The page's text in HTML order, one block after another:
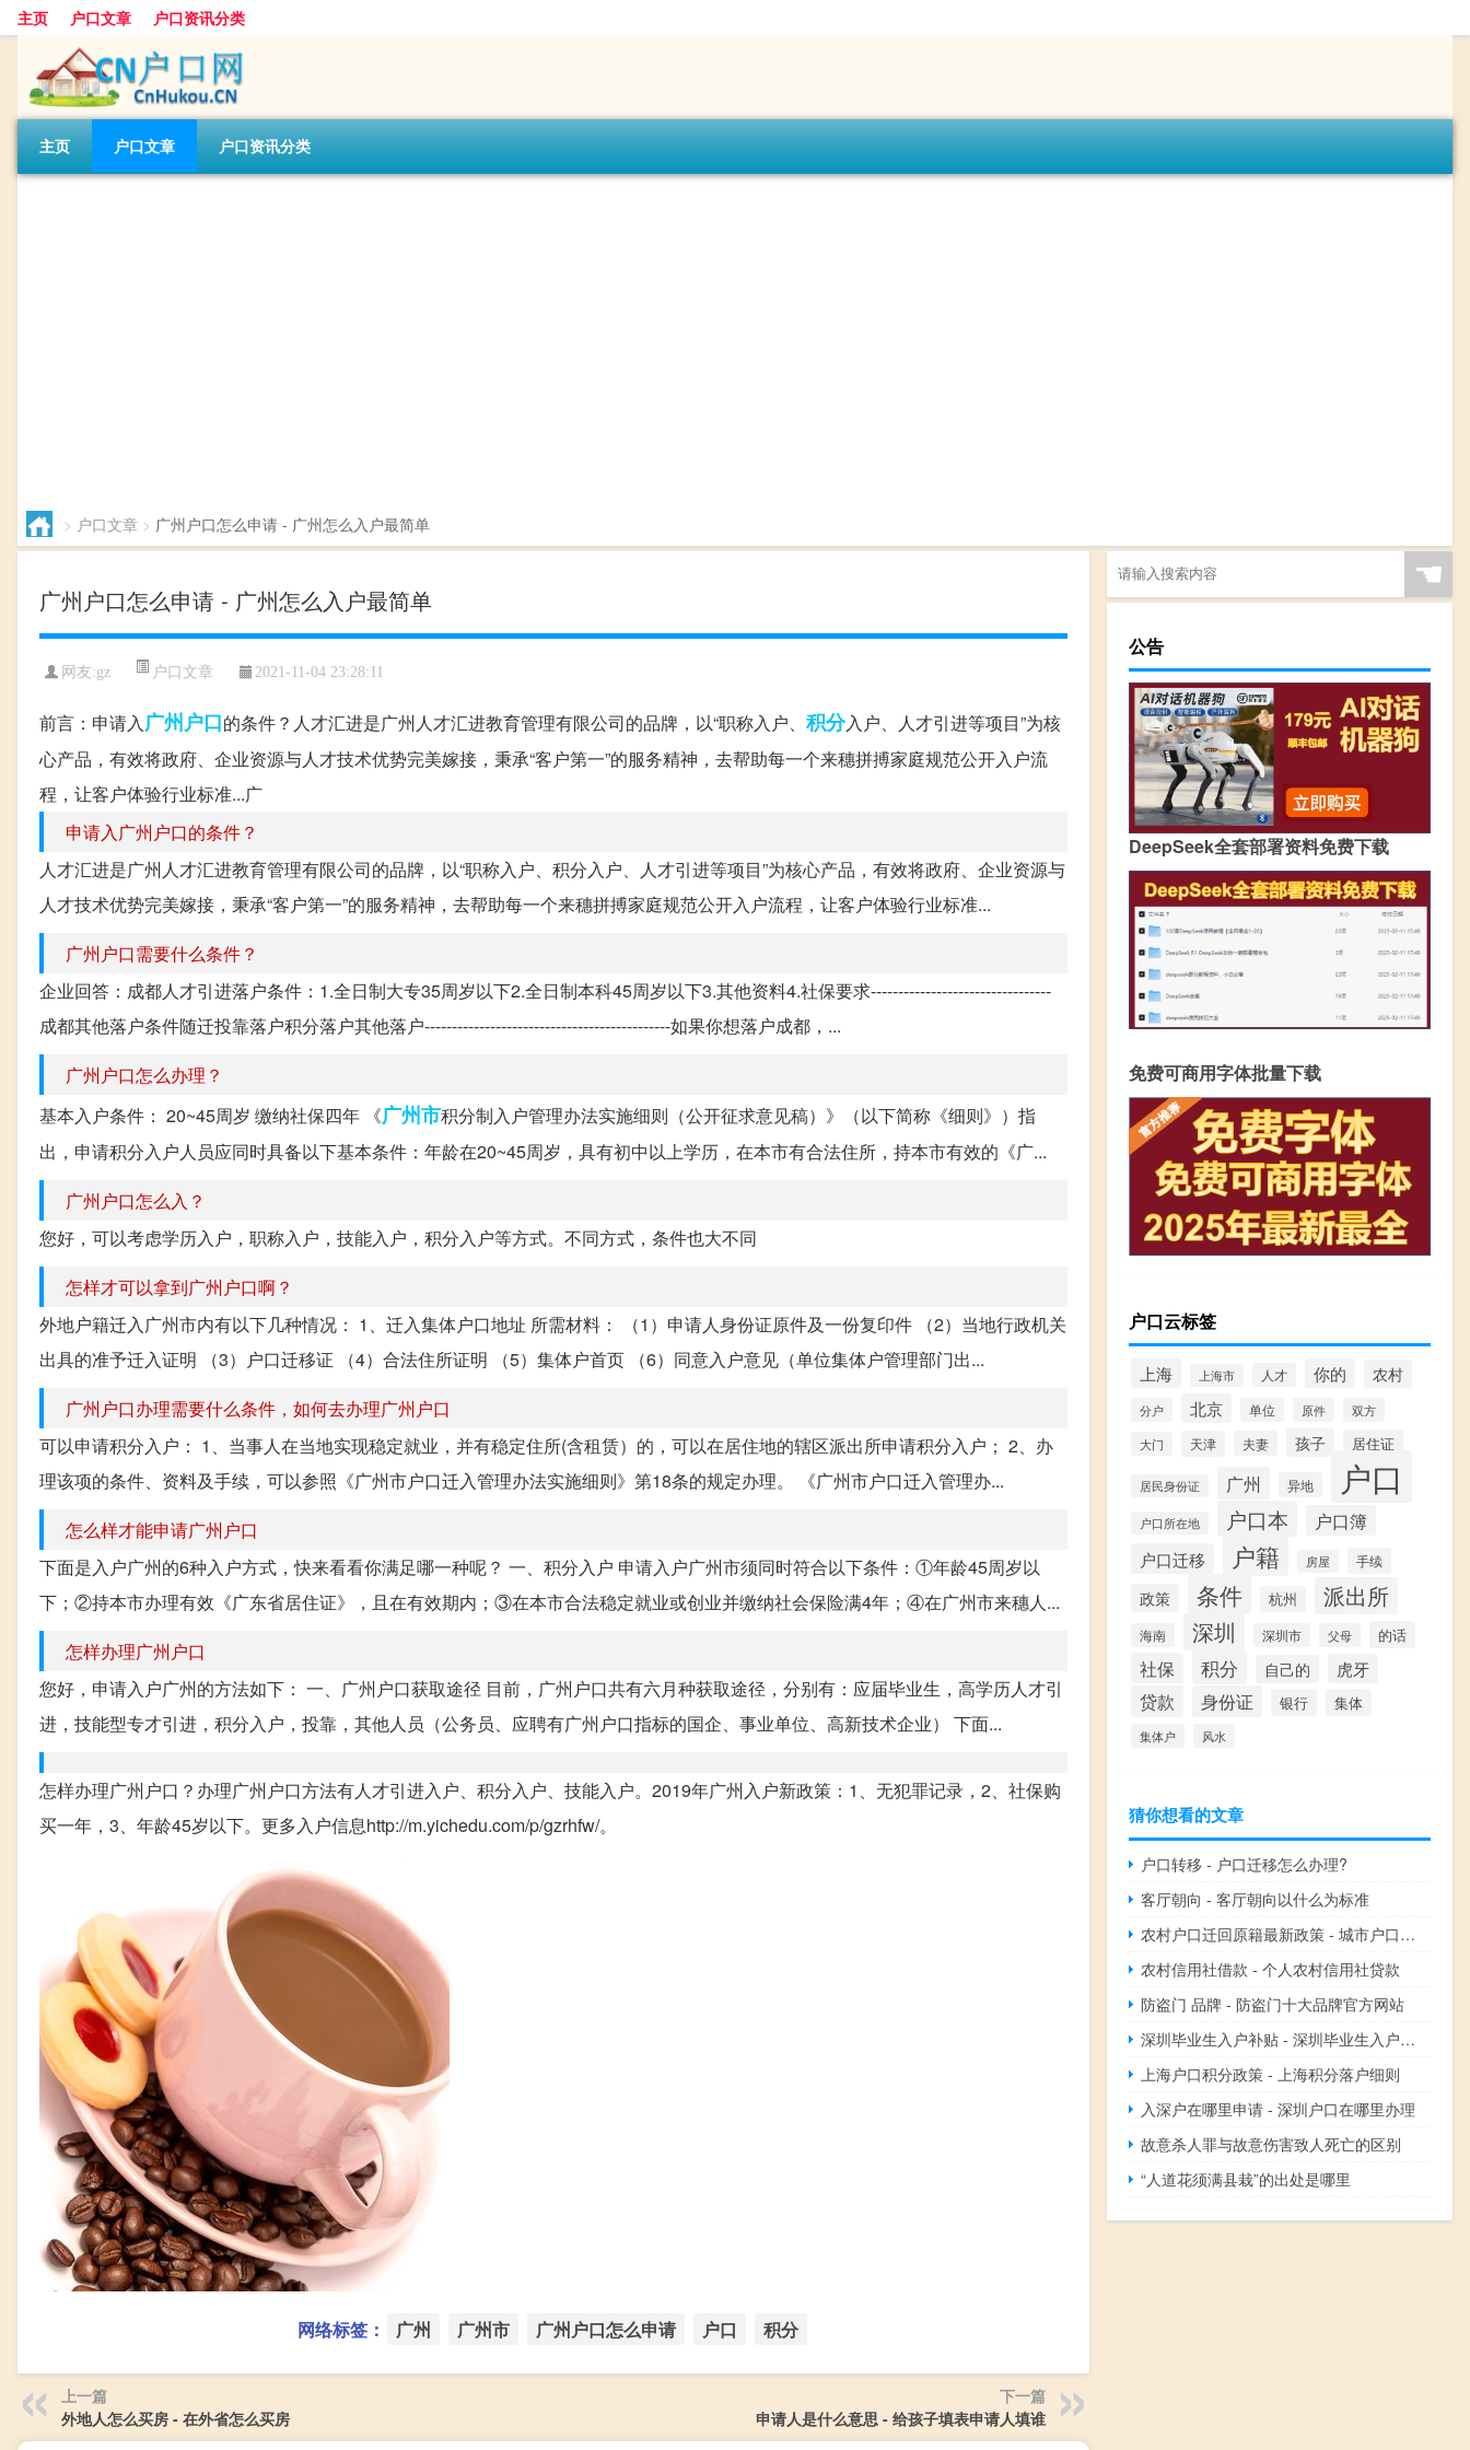
主页 户口文章 户口资讯分类
主页 户口文章 户口资讯分类
> 户口文章 > 广州户口怎么申请 - 广州怎么入户最简单
广州户口怎么申请 - 广州怎么入户最简单
网友:gz 户口文章 2021-11-04 23:28:11
前言：申请入广州户口的条件？人才汇进是广州人才汇进教育管理有限公司的品牌，以“职称入户、 积分入户、人才引进等项目”为核
心产品，有效将政府、企业资源与人才技术优势完美嫁接，秉承“客户第一”的服务精神，去帮助每一个来穗拼搏家庭规范公开入户流
程，让客户体验行业标准...广
申请入广州户口的条件？
人才汇进是广州人才汇进教育管理有限公司的品牌，以“职称入户、积分入户、人才引进等项目”为核心产品，有效将政府、企业资源与
人才技术优势完美嫁接，秉承“客户第一”的服务精神，去帮助每一个来穗拼搏家庭规范公开入户流程，让客户体验行业标准...
广州户口需要什么条件？
企业回答：成都人才引进落户条件：1.全日制大专35周岁以下2.全日制本科45周岁以下3.其他资料4.社保要求---------------------------------
成都其他落户条件随迁投靠落户积分落户其他落户---------------------------------------------如果你想落户成都，...
广州户口怎么办理？
基本入户条件： 20~45周岁 缴纳社保四年 《广州市积分制入户管理办法实施细则（公开征求意见稿）》（以下简称《细则》）指
出，申请积分入户人员应同时具备以下基本条件：年龄在20~45周岁，具有初中以上学历，在本市有合法住所，持本市有效的《广...
广州户口怎么入？
您好，可以考虑学历入户，职称入户，技能入户，积分入户等方式。不同方式，条件也大不同
怎样才可以拿到广州户口啊？
外地户籍迁入广州市内有以下几种情况： 1、迁入集体户口地址 所需材料： （1）申请人身份证原件及一份复印件 （2）当地行政机关
出具的准予迁入证明 （3）户口迁移证 （4）合法住所证明 （5）集体户首页 （6）同意入户意见（单位集体户管理部门出...
广州户口办理需要什么条件，如何去办理广州户口
可以申请积分入户： 1、当事人在当地实现稳定就业，并有稳定住所(含租赁）的，可以在居住地的辖区派出所申请积分入户； 2、办
理该项的条件、资料及手续，可以参照《广州市户口迁入管理办法实施细则》第18条的规定办理。 《广州市户口迁入管理办...
怎么样才能申请广州户口
下面是入户广州的6种入户方式，快来看看你满足哪一种呢？ 一、积分入户 申请入户广州市须同时符合以下条件：①年龄45周岁以
下；②持本市办理有效《广东省居住证》，且在有效期内；③在本市合法稳定就业或创业并缴纳社会保险满4年；④在广州市来穗人...
怎样办理广州户口
您好，申请入户广州的方法如下： 一、广州户口获取途径 目前，广州户口共有六月种获取途径，分别有：应届毕业生，高学历人才引
进，技能型专才引进，积分入户，投靠，其他人员（公务员、应聘有广州户口指标的国企、事业单位、高新技术企业） 下面...
怎样办理广州户口？办理广州户口方法有人才引进入户、积分入户、技能入户。2019年广州入户新政策：1、无犯罪记录，2、社保购
买一年，3、年龄45岁以下。更多入户信息http://m.yichedu.com/p/gzrhfw/。
网络标签： 广州 广州市 广州户口怎么申请 户口 积分
上一篇
外地人怎么买房 - 在外省怎么买房
下一篇
申请人是什么意思 - 给孩子填表申请人填谁
☚
公告
DeepSeek全套部署资料免费下载
免费可商用字体批量下载
户口云标签
上海 上海市 人才 你的 农村
分户 北京 单位 原件
双方
大门
天津 夫妻 孩子 居住证
居民身份证 广州 异地 户口
户口所在地 户口本
户口簿
户口迁移
户籍 房屋 手续
政策 条件 杭州 派出所
海南 深圳 深圳市 父母 的话
社保 积分 自己的 虎牙
贷款 身份证 银行 集体
集体户 风水
猜你想看的文章
户口转移 - 户口迁移怎么办理?
客厅朝向 - 客厅朝向以什么为标准
农村户口迁回原籍最新政策 - 城市户口迁回农村新政策
农村信用社借款 - 个人农村信用社贷款
防盗门 品牌 - 防盗门十大品牌官方网站
深圳毕业生入户补贴 - 深圳毕业生入户补贴申请
上海户口积分政策 - 上海积分落户细则
入深户在哪里申请 - 深圳户口在哪里办理
故意杀人罪与故意伤害致人死亡的区别
“人道花须满县栽”的出处是哪里